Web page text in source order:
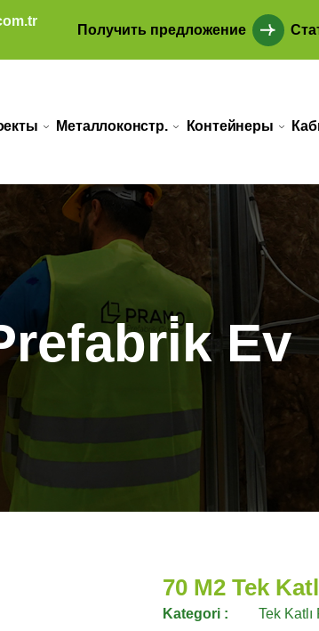
Получить предложение
Металлоконстр. Контейнеры
Ev
70 M2 Tek
Kategori :
Tek